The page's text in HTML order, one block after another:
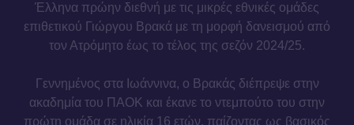
Έλληνα πρώην διεθνή με τις μικρές εθνικές ομάδες
επιθετικού Γιώργου Βρακά με τη μορφή δανεισμού από
τον Ατρόμητο έως το τέλος της σεζόν 2024/25.
Γεννημένος στα Ιωάννινα, o Βρακάς διέπρεψε στην
ακαδημία του ΠΑΟΚ και έκανε το ντεμπούτο του στην
πρώτη ομάδα σε ηλικία 16 ετών, παίζοντας ως βασικός